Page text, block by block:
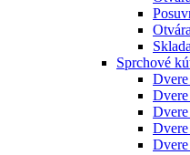
Sprchové
Dvere
Dvere
Dvere